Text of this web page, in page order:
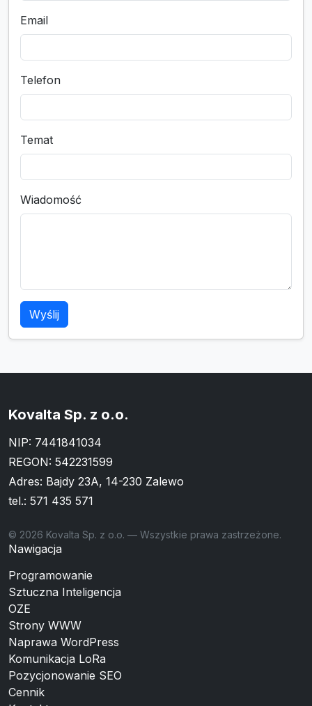
Email
Telefon
Temat
Wiadomość
Wyślij
Kovalta Sp. z o.o.
NIP: 7441841034
REGON: 542231599
Adres: Bajdy 23A, 14-230 Zalewo
tel.: 571 435 571
© 2026 Kovalta Sp. z o.o. — Wszystkie prawa zastrzeżone.
Nawigacja
Programowanie
Sztuczna Inteligencja
OZE
Strony WWW
Naprawa WordPress
Komunikacja LoRa
Pozycjonowanie SEO
Cennik